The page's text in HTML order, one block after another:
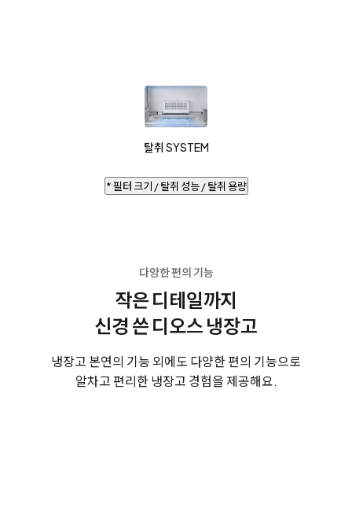
탈취 SYSTEM
* 필터 크기 / 탈취 성능 / 탈취 용량
다양한 편의 기능
작은 디테일까지
신경 쓴 디오스 냉장고
냉장고 본연의 기능 외에도 다양한 편의 기능으로
알차고 편리한 냉장고 경험을 제공해요.